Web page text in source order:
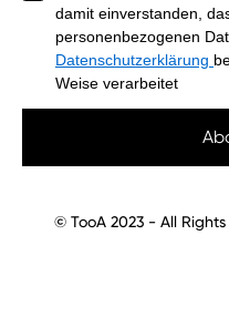
damit einverstanden,
personenbezogenen
Datenschutzerklärung
Weise verarbeitet
© TooA 2023 - All Rights